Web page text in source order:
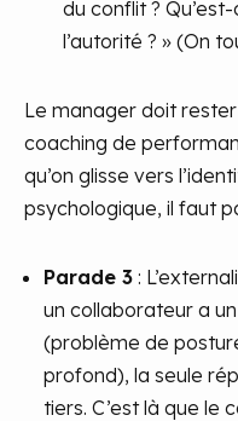
du conflit ?
l’autorité ? » (On
Le manager doit
coaching de
qu’on glisse vers
psychologique, il faut
Parade 3 :
un collaborateur a
(problème de
profond), la seule
tiers. C’est là que le